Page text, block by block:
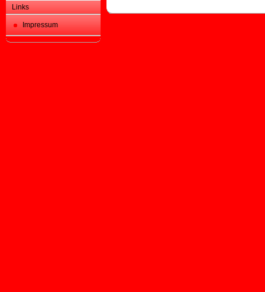
Links
Impressum